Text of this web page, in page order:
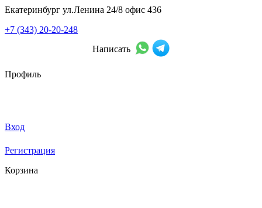
Екатеринбург ул.Ленина 24/8 офис 436
+7 (343) 20-20-248
Написать
Профиль
Вход
Регистрация
Корзина